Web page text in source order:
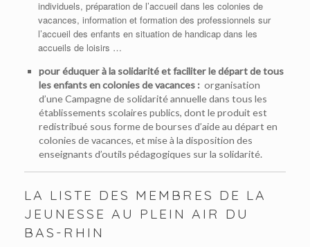
individuels, préparation de l’accueil dans les colonies de
vacances, information et formation des professionnels sur
l’accueil des enfants en situation de handicap dans les
accueils de loisirs …
pour éduquer à la solidarité et faciliter le départ de tous
les enfants en colonies de vacances :organisation
d’une Campagne de solidarité annuelle dans tous les
établissements scolaires publics, dont le produit est
redistribué sous forme de bourses d’aide au départ en
colonies de vacances, et mise à la disposition des
enseignants d’outils pédagogiques sur la solidarité.
LA LISTE DES MEMBRES DE LA
JEUNESSE AU PLEIN AIR DU
BAS-RHIN